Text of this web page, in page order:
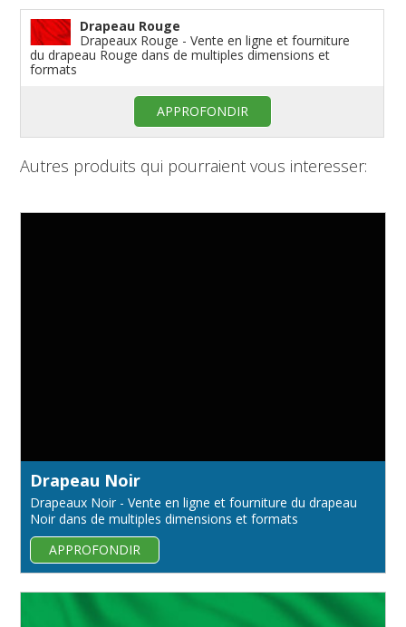
Drapeau Rouge
Drapeaux Rouge - Vente en ligne et fourniture
du drapeau Rouge dans de multiples dimensions et
formats
APPROFONDIR
Autres produits qui pourraient vous interesser:
Drapeau Noir
Drapeaux Noir - Vente en ligne et fourniture du drapeau
Noir dans de multiples dimensions et formats
APPROFONDIR